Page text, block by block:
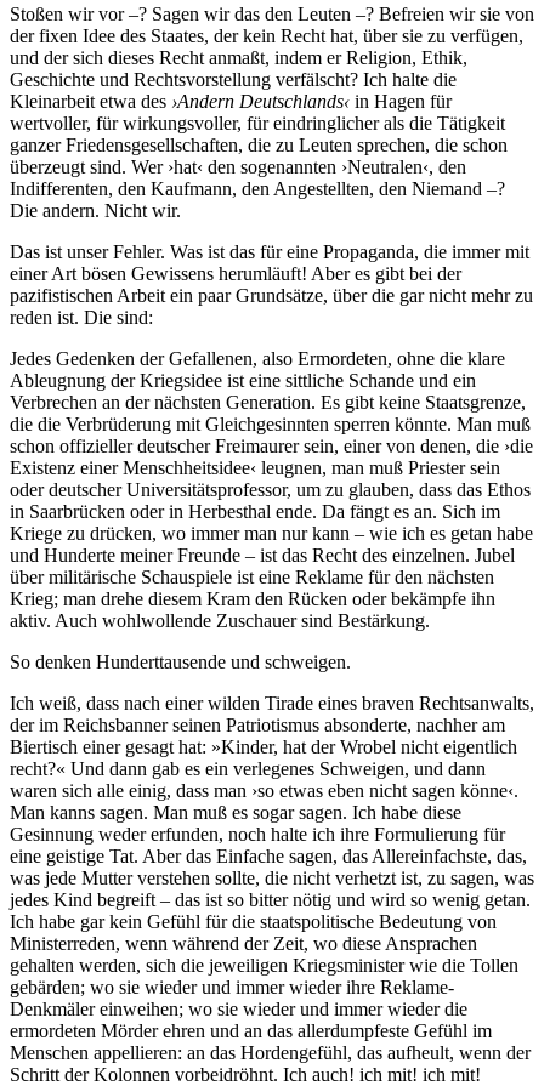
Stoßen wir vor –? Sagen wir das den Leuten –? Befreien wir sie von
der fixen Idee des Staates, der kein Recht hat, über sie zu verfügen,
und der sich dieses Recht anmaßt, indem er Religion, Ethik,
Geschichte und Rechtsvorstellung verfälscht? Ich halte die
Kleinarbeit etwa des ›Andern Deutschlands‹ in Hagen für
wertvoller, für wirkungsvoller, für eindringlicher als die Tätigkeit
ganzer Friedensgesellschaften, die zu Leuten sprechen, die schon
überzeugt sind. Wer ›hat‹ den sogenannten ›Neutralen‹, den
Indifferenten, den Kaufmann, den Angestellten, den Niemand –?
Die andern. Nicht wir.
Das ist unser Fehler. Was ist das für eine Propaganda, die immer mit
einer Art bösen Gewissens herumläuft! Aber es gibt bei der
pazifistischen Arbeit ein paar Grundsätze, über die gar nicht mehr zu
reden ist. Die sind:
Jedes Gedenken der Gefallenen, also Ermordeten, ohne die klare
Ableugnung der Kriegsidee ist eine sittliche Schande und ein
Verbrechen an der nächsten Generation. Es gibt keine Staatsgrenze,
die die Verbrüderung mit Gleichgesinnten sperren könnte. Man muß
schon offizieller deutscher Freimaurer sein, einer von denen, die ›die
Existenz einer Menschheitsidee‹ leugnen, man muß Priester sein
oder deutscher Universitätsprofessor, um zu glauben, dass das Ethos
in Saarbrücken oder in Herbesthal ende. Da fängt es an. Sich im
Kriege zu drücken, wo immer man nur kann – wie ich es getan habe
und Hunderte meiner Freunde – ist das Recht des einzelnen. Jubel
über militärische Schauspiele ist eine Reklame für den nächsten
Krieg; man drehe diesem Kram den Rücken oder bekämpfe ihn
aktiv. Auch wohlwollende Zuschauer sind Bestärkung.
So denken Hunderttausende und schweigen.
Ich weiß, dass nach einer wilden Tirade eines braven Rechtsanwalts,
der im Reichsbanner seinen Patriotismus absonderte, nachher am
Biertisch einer gesagt hat: »Kinder, hat der Wrobel nicht eigentlich
recht?« Und dann gab es ein verlegenes Schweigen, und dann
waren sich alle einig, dass man ›so etwas eben nicht sagen könne‹.
Man kanns sagen. Man muß es sogar sagen. Ich habe diese
Gesinnung weder erfunden, noch halte ich ihre Formulierung für
eine geistige Tat. Aber das Einfache sagen, das Allereinfachste, das,
was jede Mutter verstehen sollte, die nicht verhetzt ist, zu sagen, was
jedes Kind begreift – das ist so bitter nötig und wird so wenig getan.
Ich habe gar kein Gefühl für die staatspolitische Bedeutung von
Ministerreden, wenn während der Zeit, wo diese Ansprachen
gehalten werden, sich die jeweiligen Kriegsminister wie die Tollen
gebärden; wo sie wieder und immer wieder ihre Reklame-
Denkmäler einweihen; wo sie wieder und immer wieder die
ermordeten Mörder ehren und an das allerdumpfeste Gefühl im
Menschen appellieren: an das Hordengefühl, das aufheult, wenn der
Schritt der Kolonnen vorbeidröhnt. Ich auch! ich mit! ich mit!